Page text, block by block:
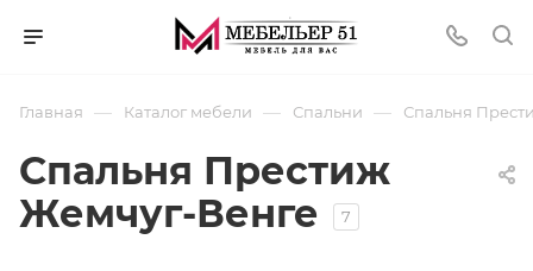
Главная — Каталог мебели — Спальни — Спальня
Спальня Престиж
Жемчуг-Венге
7